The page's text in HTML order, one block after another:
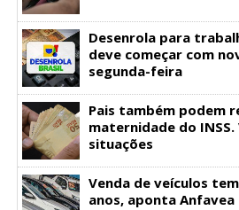
Desenrola para
deve começar com
segunda-feira
Pais também podem
maternidade do INSS.
situações
Venda de veículos
anos, aponta Anfavea